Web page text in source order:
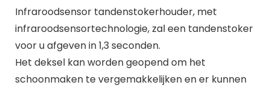
Infraroodsensor tandenstokerhouder, met
infraroodsensortechnologie, zal een tandenstoker
voor u afgeven in 1,3 seconden.
Het deksel kan worden geopend om het
schoonmaken te vergemakkelijken en er kunnen